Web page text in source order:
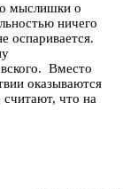
мыслишки о
ничего
оспаривается.
Вместо
оказываются
что на